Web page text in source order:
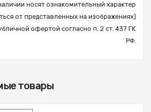
носят ознакомительный характер
от представленных на изображениях)
офертой согласно п. 2 ст. 437 ГК
РФ.
товары